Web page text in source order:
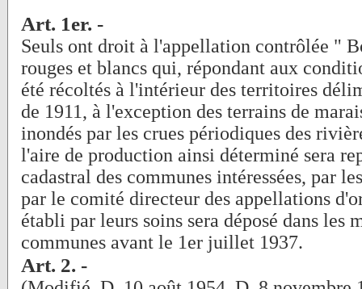
Art. 1er. -
Seuls ont droit à l'appellation contrôlée "
rouges et blancs qui, répondant aux
été récoltés à l'intérieur des territoires
de 1911, à l'exception des terrains de
inondés par les crues périodiques des
l'aire de production ainsi déterminé sera
cadastral des communes intéressées, par
par le comité directeur des appellations
établi par leurs soins sera déposé dans les
communes avant le 1er juillet 1937.
Art. 2. -